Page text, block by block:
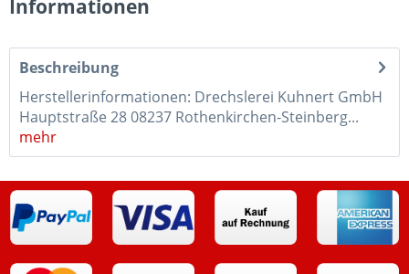
Informationen
Beschreibung
Herstellerinformationen: Drechslerei Kuhnert GmbH
Hauptstraße 28 08237 Rothenkirchen-Steinberg...
mehr